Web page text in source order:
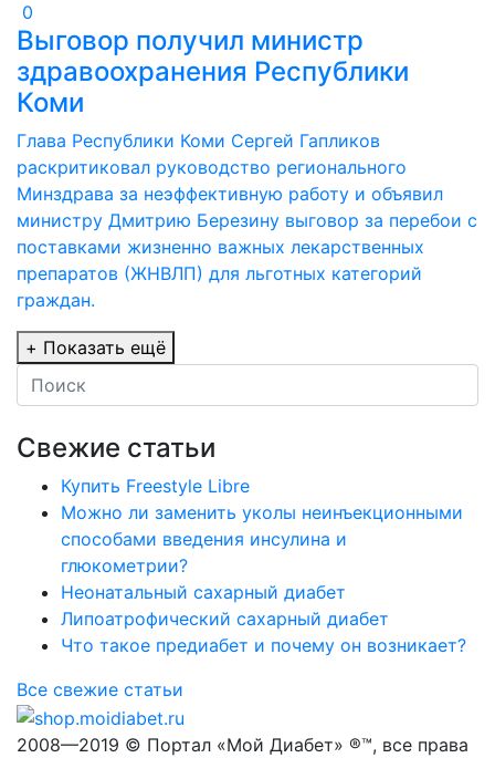
0
Выговор получил министр
здравоохранения Республики
Коми
Глава Республики Коми Сергей Гапликов
раскритиковал руководство регионального
Минздрава за неэффективную работу и объявил
министру Дмитрию Березину выговор за перебои с
поставками жизненно важных лекарственных
препаратов (ЖНВЛП) для льготных категорий
граждан.
+ Показать ещё
Свежие статьи
Купить Freestyle Libre
Можно ли заменить уколы неинъекционными
способами введения инсулина и
глюкометрии?
Неонатальный сахарный диабет
Липоатрофический сахарный диабет
Что такое предиабет и почему он возникает?
Все свежие статьи
2008—2019 © Портал «Мой Диабет» ®™, все права